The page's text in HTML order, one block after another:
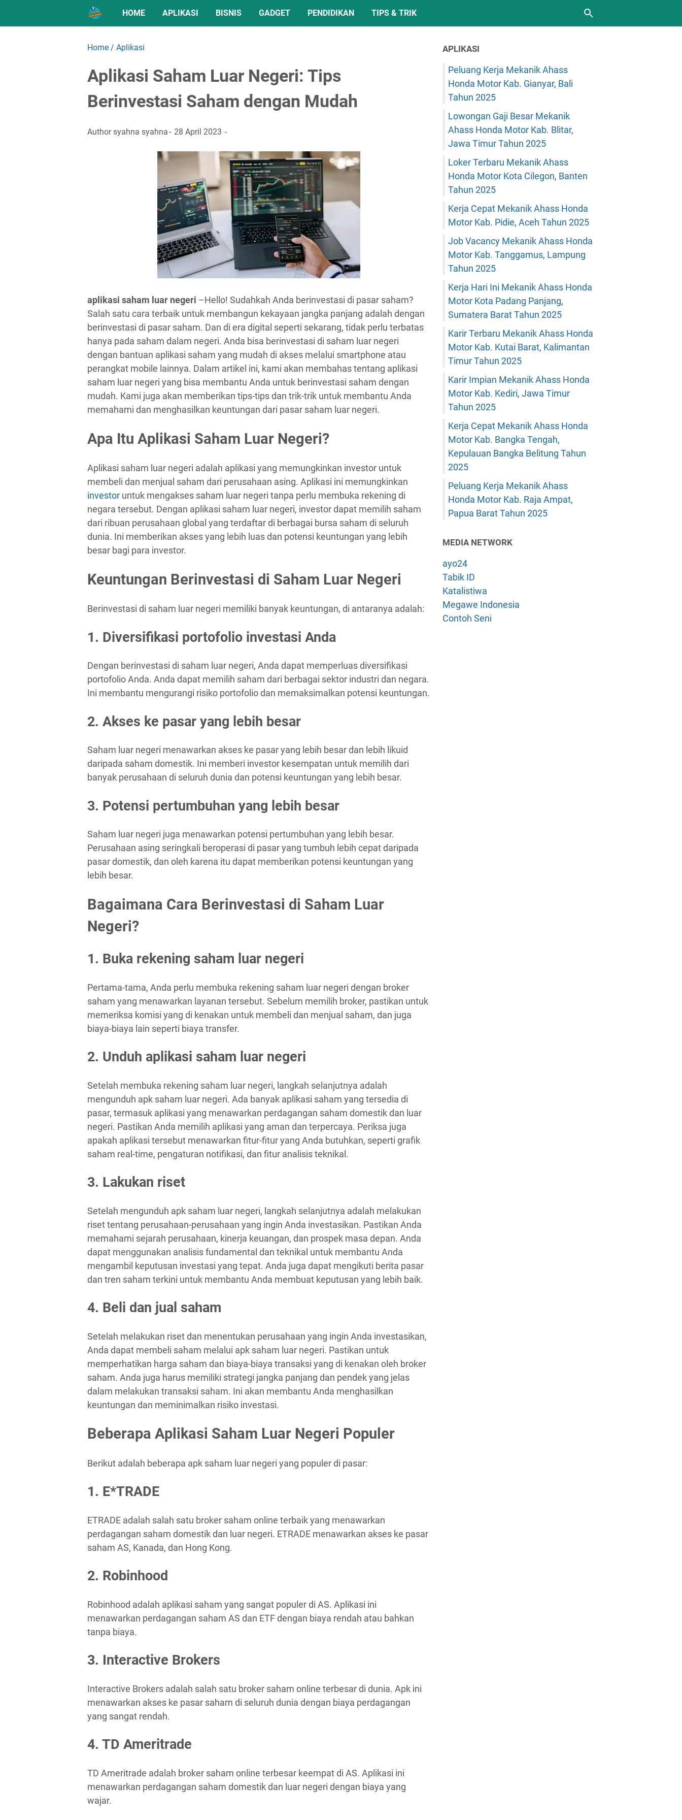
HOME APLIKASI BISNIS GADGET PENDIDIKAN TIPS & TRIK
Home / Aplikasi
Aplikasi Saham Luar Negeri: Tips
Berinvestasi Saham dengan Mudah
Authorsyahna syahna 28 April 2023
aplikasi saham luar negeri –Hello! Sudahkah Anda berinvestasi di pasar saham?
Salah satu cara terbaik untuk membangun kekayaan jangka panjang adalah dengan
berinvestasi di pasar saham. Dan di era digital seperti sekarang, tidak perlu terbatas
hanya pada saham dalam negeri. Anda bisa berinvestasi di saham luar negeri
dengan bantuan aplikasi saham yang mudah di akses melalui smartphone atau
perangkat mobile lainnya. Dalam artikel ini, kami akan membahas tentang aplikasi
saham luar negeri yang bisa membantu Anda untuk berinvestasi saham dengan
mudah. Kami juga akan memberikan tips-tips dan trik-trik untuk membantu Anda
memahami dan menghasilkan keuntungan dari pasar saham luar negeri.
Apa Itu Aplikasi Saham Luar Negeri?
Aplikasi saham luar negeri adalah aplikasi yang memungkinkan investor untuk
membeli dan menjual saham dari perusahaan asing. Aplikasi ini memungkinkan
investor untuk mengakses saham luar negeri tanpa perlu membuka rekening di
negara tersebut. Dengan aplikasi saham luar negeri, investor dapat memilih saham
dari ribuan perusahaan global yang terdaftar di berbagai bursa saham di seluruh
dunia. Ini memberikan akses yang lebih luas dan potensi keuntungan yang lebih
besar bagi para investor.
Keuntungan Berinvestasi di Saham Luar Negeri
Berinvestasi di saham luar negeri memiliki banyak keuntungan, di antaranya adalah:
1. Diversifikasi portofolio investasi Anda
Dengan berinvestasi di saham luar negeri, Anda dapat memperluas diversifikasi
portofolio Anda. Anda dapat memilih saham dari berbagai sektor industri dan negara.
Ini membantu mengurangi risiko portofolio dan memaksimalkan potensi keuntungan.
2. Akses ke pasar yang lebih besar
Saham luar negeri menawarkan akses ke pasar yang lebih besar dan lebih likuid
daripada saham domestik. Ini memberi investor kesempatan untuk memilih dari
banyak perusahaan di seluruh dunia dan potensi keuntungan yang lebih besar.
3. Potensi pertumbuhan yang lebih besar
Saham luar negeri juga menawarkan potensi pertumbuhan yang lebih besar.
Perusahaan asing seringkali beroperasi di pasar yang tumbuh lebih cepat daripada
pasar domestik, dan oleh karena itu dapat memberikan potensi keuntungan yang
lebih besar.
Bagaimana Cara Berinvestasi di Saham Luar
Negeri?
1. Buka rekening saham luar negeri
Pertama-tama, Anda perlu membuka rekening saham luar negeri dengan broker
saham yang menawarkan layanan tersebut. Sebelum memilih broker, pastikan untuk
memeriksa komisi yang di kenakan untuk membeli dan menjual saham, dan juga
biaya-biaya lain seperti biaya transfer.
2. Unduh aplikasi saham luar negeri
Setelah membuka rekening saham luar negeri, langkah selanjutnya adalah
mengunduh apk saham luar negeri. Ada banyak aplikasi saham yang tersedia di
pasar, termasuk aplikasi yang menawarkan perdagangan saham domestik dan luar
negeri. Pastikan Anda memilih aplikasi yang aman dan terpercaya. Periksa juga
apakah aplikasi tersebut menawarkan fitur-fitur yang Anda butuhkan, seperti grafik
saham real-time, pengaturan notifikasi, dan fitur analisis teknikal.
3. Lakukan riset
Setelah mengunduh apk saham luar negeri, langkah selanjutnya adalah melakukan
riset tentang perusahaan-perusahaan yang ingin Anda investasikan. Pastikan Anda
memahami sejarah perusahaan, kinerja keuangan, dan prospek masa depan. Anda
dapat menggunakan analisis fundamental dan teknikal untuk membantu Anda
mengambil keputusan investasi yang tepat. Anda juga dapat mengikuti berita pasar
dan tren saham terkini untuk membantu Anda membuat keputusan yang lebih baik.
4. Beli dan jual saham
Setelah melakukan riset dan menentukan perusahaan yang ingin Anda investasikan,
Anda dapat membeli saham melalui apk saham luar negeri. Pastikan untuk
memperhatikan harga saham dan biaya-biaya transaksi yang di kenakan oleh broker
saham. Anda juga harus memiliki strategi jangka panjang dan pendek yang jelas
dalam melakukan transaksi saham. Ini akan membantu Anda menghasilkan
keuntungan dan meminimalkan risiko investasi.
Beberapa Aplikasi Saham Luar Negeri Populer
Berikut adalah beberapa apk saham luar negeri yang populer di pasar:
1. E*TRADE
ETRADE adalah salah satu broker saham online terbaik yang menawarkan
perdagangan saham domestik dan luar negeri. ETRADE menawarkan akses ke pasar
saham AS, Kanada, dan Hong Kong.
2. Robinhood
Robinhood adalah aplikasi saham yang sangat populer di AS. Aplikasi ini
menawarkan perdagangan saham AS dan ETF dengan biaya rendah atau bahkan
tanpa biaya.
3. Interactive Brokers
Interactive Brokers adalah salah satu broker saham online terbesar di dunia. Apk ini
menawarkan akses ke pasar saham di seluruh dunia dengan biaya perdagangan
yang sangat rendah.
4. TD Ameritrade
TD Ameritrade adalah broker saham online terbesar keempat di AS. Aplikasi ini
menawarkan perdagangan saham domestik dan luar negeri dengan biaya yang
wajar.
APLIKASI
Peluang Kerja Mekanik Ahass
Honda Motor Kab. Gianyar, Bali
Tahun 2025
Lowongan Gaji Besar Mekanik
Ahass Honda Motor Kab. Blitar,
Jawa Timur Tahun 2025
Loker Terbaru Mekanik Ahass
Honda Motor Kota Cilegon, Banten
Tahun 2025
Kerja Cepat Mekanik Ahass Honda
Motor Kab. Pidie, Aceh Tahun 2025
Job Vacancy Mekanik Ahass Honda
Motor Kab. Tanggamus, Lampung
Tahun 2025
Kerja Hari Ini Mekanik Ahass Honda
Motor Kota Padang Panjang,
Sumatera Barat Tahun 2025
Karir Terbaru Mekanik Ahass Honda
Motor Kab. Kutai Barat, Kalimantan
Timur Tahun 2025
Karir Impian Mekanik Ahass Honda
Motor Kab. Kediri, Jawa Timur
Tahun 2025
Kerja Cepat Mekanik Ahass Honda
Motor Kab. Bangka Tengah,
Kepulauan Bangka Belitung Tahun
2025
Peluang Kerja Mekanik Ahass
Honda Motor Kab. Raja Ampat,
Papua Barat Tahun 2025
MEDIA NETWORK
ayo24
Tabik ID
Katalistiwa
Megawe Indonesia
Contoh Seni